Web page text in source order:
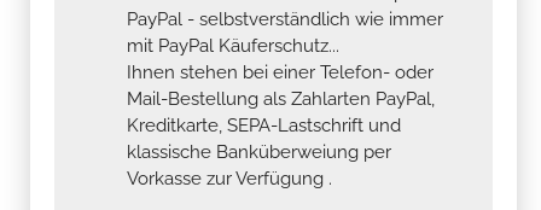
PayPal - selbstverständlich wie immer
mit PayPal Käuferschutz...
Ihnen stehen bei einer Telefon- oder
Mail-Bestellung als Zahlarten PayPal,
Kreditkarte, SEPA-Lastschrift und
klassische Banküberweiung per
Vorkasse zur Verfügung .